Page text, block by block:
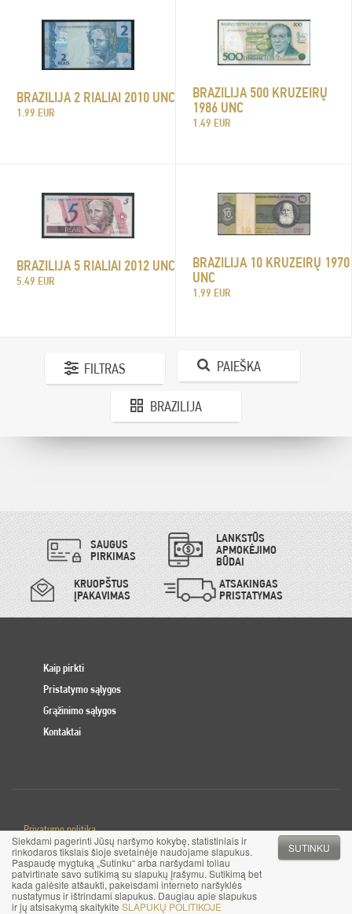
Siekdami pagerinti Jūsų naršymo kokybę, statistiniais ir
rinkodaros tikslais šioje svetainėje naudojame slapukus.
Paspaudę mygtuką „Sutinku“ arba naršydami toliau
patvirtinate savo sutikimą su slapukų įrašymu. Sutikimą bet
kada galėsite atšaukti, pakeisdami interneto naršyklės
nustatymus ir ištrindami slapukus. Daugiau apie slapukus
ir jų atsisakymą skaitykite SLAPUKŲ POLITIKOJE
SUTINKU
BRAZILIJA 2 RIALIAI 2010 UNC
1.99 EUR
BRAZILIJA 500 KRUZEIRŲ
1986 UNC
1.49 EUR
BRAZILIJA 5 RIALIAI 2012 UNC
5.49 EUR
BRAZILIJA 10 KRUZEIRŲ 1970
UNC
1.99 EUR
FILTRAS PAIEŠKA
BRAZILIJA
SAUGUS
PIRKIMAS
LANKSTŪS
APMOKĖJIMO
BŪDAI
KRUOPŠTUS
ĮPAKAVIMAS
ATSAKINGAS
PRISTATYMAS
Kaip pirkti
Pristatymo sąlygos
Grąžinimo sąlygos
Kontaktai
Privatumo politika
Slapuku politika
© 2017 MB Pinigai.lt. Visos teisės saugomos